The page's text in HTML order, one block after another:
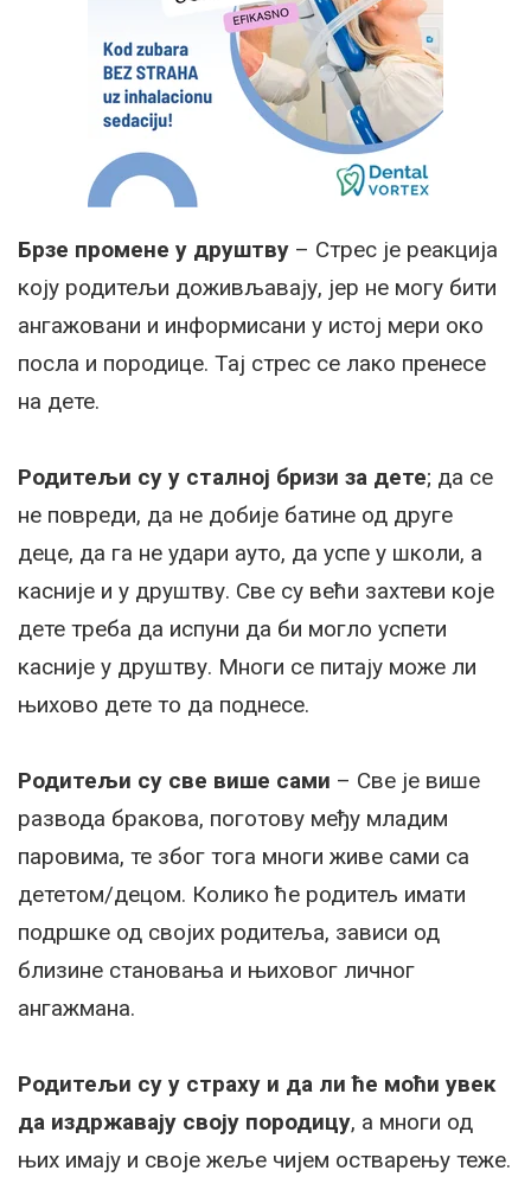
Брзе промене у друштву – Стрес је реакција
коју родитељи доживљавају, јер не могу бити
ангажовани и информисани у истој мери око
посла и породице. Тај стрес се лако пренесе
на дете.
Родитељи су у сталној бризи за дете; да се
не повреди, да не добије батине од друге
деце, да га не удари ауто, да успе у школи, а
касније и у друштву. Све су већи захтеви које
дете треба да испуни да би могло успети
касније у друштву. Многи се питају може ли
њихово дете то да поднесе.
Родитељи су све више сами – Све је више
развода бракова, поготову међу младим
паровима, те због тога многи живе сами са
дететом/децом. Колико ће родитељ имати
подршке од својих родитеља, зависи од
близине становања и њиховог личног
ангажмана.
Родитељи су у страху и да ли ће моћи увек
да издржавају своју породицу, а многи од
њих имају и своје жеље чијем остварењу теже.